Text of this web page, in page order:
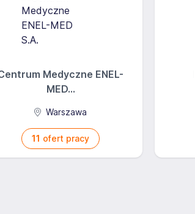
Medyczne ENEL-
MED...
Warszawa
11 ofert pracy